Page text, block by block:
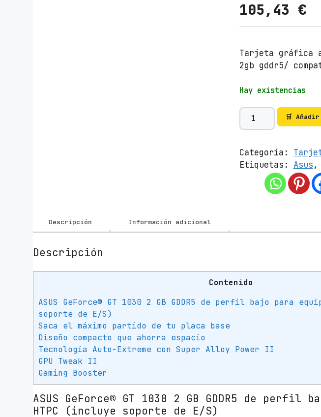
105,43 €
Tarjeta gráfica
2gb gddr5/
Hay existencias
T
a
j
e
f
a
A
s
e
r
🛒
Categoría:
Etiquetas: Asus,
Descripción Información adicional
Descripción
Contenido
ASUS GeForce® GT 1030 2 GB GDDR5 de perfil bajo para
soporte de E/S)
Saca el máximo partido de tu placa base
Diseño compacto que ahorra espacio
Tecnología Auto-Extreme con Super Alloy Power II
GPU Tweak II
Gaming Booster
ASUS GeForce® GT 1030 2 GB GDDR5 de perfil
HTPC (incluye soporte de E/S)